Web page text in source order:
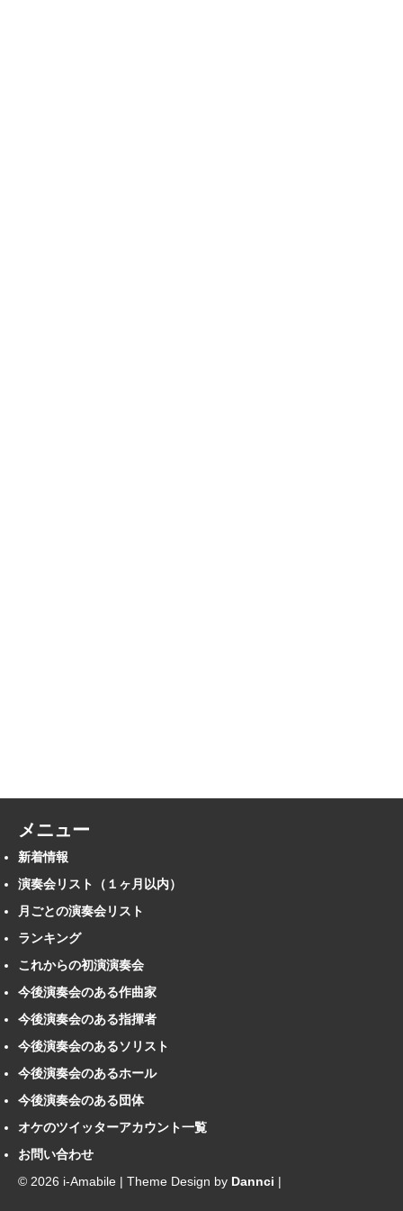
メニュー
新着情報
演奏会リスト（１ヶ月以内）
月ごとの演奏会リスト
ランキング
これからの初演演奏会
今後演奏会のある作曲家
今後演奏会のある指揮者
今後演奏会のあるソリスト
今後演奏会のあるホール
今後演奏会のある団体
オケのツイッターアカウント一覧
お問い合わせ
© 2026 i-Amabile | Theme Design by Dannci |